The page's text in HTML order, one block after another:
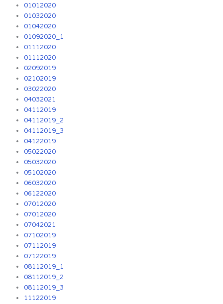
01012020
01032020
01042020
01092020_1
01112020
01112020
02092019
02102019
03022020
04032021
04112019
04112019_2
04112019_3
04122019
05022020
05032020
05102020
06032020
06122020
07012020
07012020
07042021
07102019
07112019
07122019
08112019_1
08112019_2
08112019_3
11122019